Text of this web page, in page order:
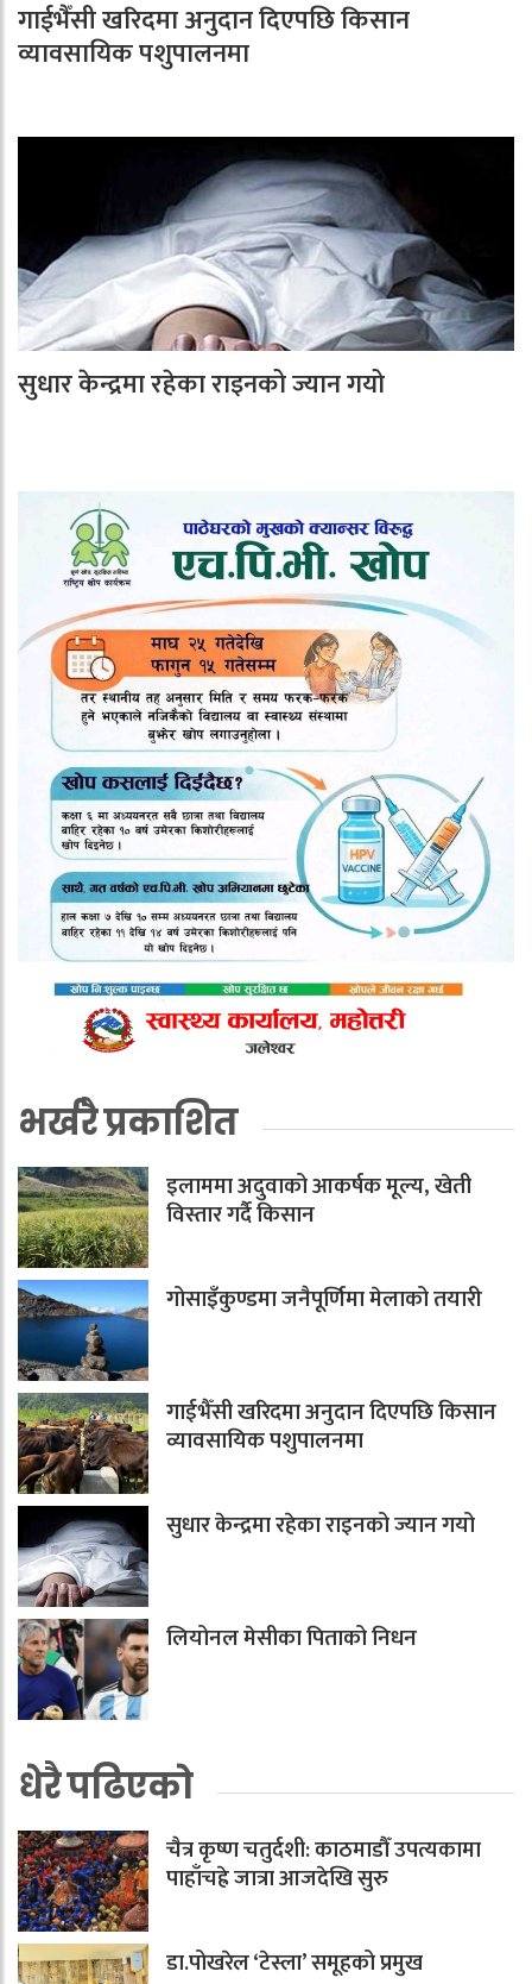
गाईभैँसी खरिदमा अनुदान दिएपछि किसान
व्यावसायिक पशुपालनमा
सुधार केन्द्रमा रहेका राइनको ज्यान गयो
भर्खरै प्रकाशित
इलाममा अदुवाको आकर्षक मूल्य, खेती
विस्तार गर्दै किसान
गोसाइँकुण्डमा जनैपूर्णिमा मेलाको तयारी
गाईभैँसी खरिदमा अनुदान दिएपछि किसान
व्यावसायिक पशुपालनमा
सुधार केन्द्रमा रहेका राइनको ज्यान गयो
लियोनल मेसीका पिताको निधन
धेरै पढिएको
चैत्र कृष्ण चतुर्दशी: काठमाडौँ उपत्यकामा
पाहाँचह्रे जात्रा आजदेखि सुरु
डा.पोखरेल ‘टेस्ला’ समूहको प्रमुख